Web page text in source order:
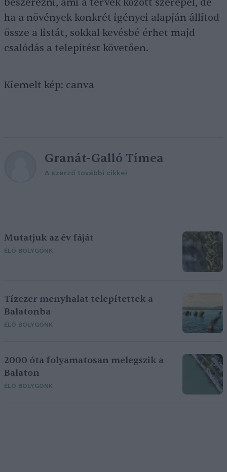
beszerezni, ami a tervek között szerepel, de
ha a növények konkrét igényei alapján állítod
össze a listát, sokkal kevésbé érhet majd
csalódás a telepítést követően.
Kiemelt kép: canva
Granát-Galló Tímea
A szerző további cikkei
Mutatjuk az év fáját
ÉLŐ BOLYGÓNK
Tízezer menyhalat telepítettek a
Balatonba
ÉLŐ BOLYGÓNK
2000 óta folyamatosan melegszik a
Balaton
ÉLŐ BOLYGÓNK